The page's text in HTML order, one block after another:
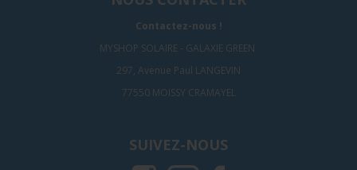
Contactez-nous !
MYSHOP SOLAIRE - GALAXIE GREEN
297, Avenue Paul LANGEVIN
77550 MOISSY CRAMAYEL
SUIVEZ-NOUS